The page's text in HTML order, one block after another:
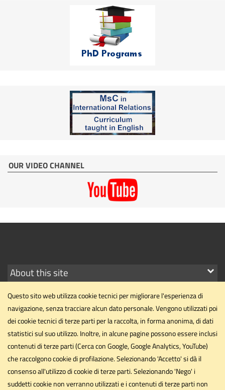
OUR VIDEO CHANNEL
Show
About this site
Department of Political Science
Università degli Studi di Perugia
Via Pascoli, 20 - 06123 - Perugia
Email
dipartimento.scipol@unipg.it
Questo sito web utilizza cookie tecnici per migliorare l'esperienza di
navigazione, senza tracciare alcun dato personale. Vengono utilizzati poi
dei cookie tecnici di terze parti per la raccolta, in forma anonima, di dati
statistici sul suo utilizzo. Inoltre, in alcune pagine possono essere inclusi
contenuti di terze parti (Cerca con Google, Google Analytics, YouTube)
che raccolgono cookie di profilazione. Selezionando 'Accetto' si dà il
consenso all'utilizzo di cookie di terze parti. Selezionando 'Nego' i
suddetti cookie non verranno utilizzati e i contenuti di terze parti non